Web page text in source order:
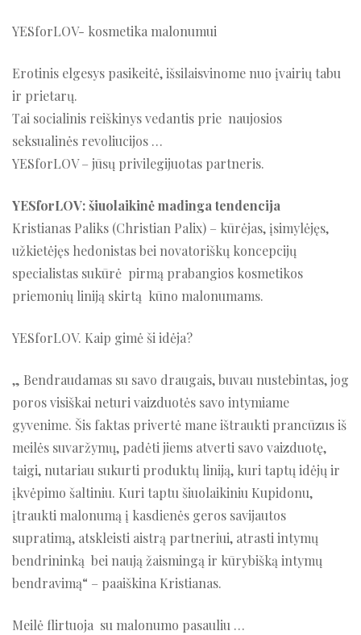
YESforLOV- kosmetika malonumui
Erotinis elgesys pasikeitė, išsilaisvinome nuo įvairių tabu
ir prietarų.
Tai socialinis reiškinys vedantis prie naujosios
seksualinės revoliucijos …
YESforLOV – jūsų privilegijuotas partneris.
YESforLOV: šiuolaikinė madinga tendencija
Kristianas Paliks (Christian Palix) – kūrėjas, įsimylėjęs,
užkietėjęs hedonistas bei novatoriškų koncepcijų
specialistas sukūrė pirmą prabangios kosmetikos
priemonių liniją skirtą kūno malonumams.
YESforLOV. Kaip gimė ši idėja?
„ Bendraudamas su savo draugais, buvau nustebintas, jog
poros visiškai neturi vaizduotės savo intymiame
gyvenime. Šis faktas privertė mane ištraukti prancūzus iš
meilės suvaržymų, padėti jiems atverti savo vaizduotę,
taigi, nutariau sukurti produktų liniją, kuri taptų idėjų ir
įkvėpimo šaltiniu. Kuri taptu šiuolaikiniu Kupidonu,
įtraukti malonumą į kasdienės geros savijautos
supratimą, atskleisti aistrą partneriui, atrasti intymų
bendrininką bei naują žaismingą ir kūrybišką intymų
bendravimą“ – paaiškina Kristianas.
Meilė flirtuoja su malonumo pasauliu …